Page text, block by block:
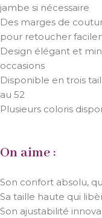
jambe si nécessaire
Des marges de
pour retoucher
Design élégant et
occasions
Disponible en trois
au 52
Plusieurs coloris
On aime :
Son confort absolu,
Sa taille haute qui
Son ajustabilité